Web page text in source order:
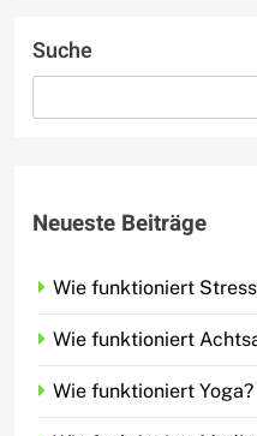
Suche
Neueste Beiträge
Wie funktioniert
Wie funktioniert
Wie funktioniert Yoga?